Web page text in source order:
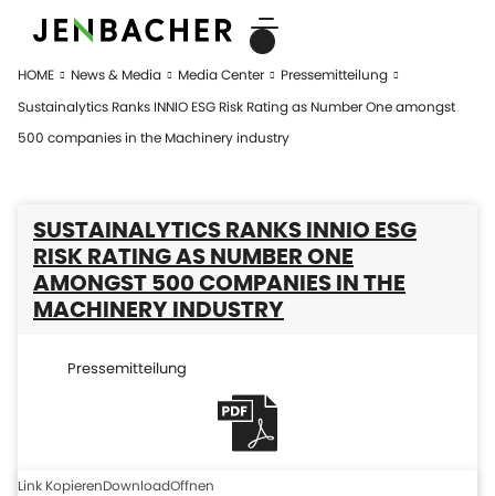
HOME News & Media Media Center
Pressemitteilung
Sustainalytics Ranks INNIO ESG Risk Rating as Number One amongst
500 companies in the Machinery industry
SUSTAINALYTICS RANKS INNIO ESG
RISK RATING AS NUMBER ONE
AMONGST 500 COMPANIES IN THE
MACHINERY INDUSTRY
Pressemitteilung
Link KopierenDownloadOffnen